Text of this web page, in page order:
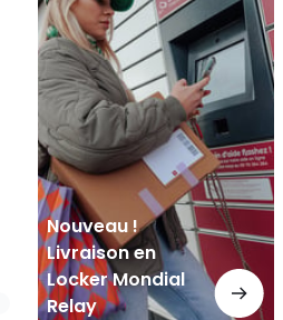
Nouveau !
Livraison en
Locker Mondial
Relay
Mondial
Relay